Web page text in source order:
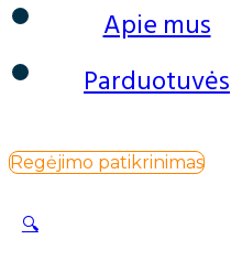
Apie mus
Parduotuvės
Regėjimo patikrinimas
🔍